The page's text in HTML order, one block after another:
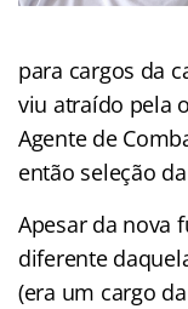
para cargos da
viu atraído pela
Agente de
então seleção da
Apesar da nova
diferente
(era um cargo